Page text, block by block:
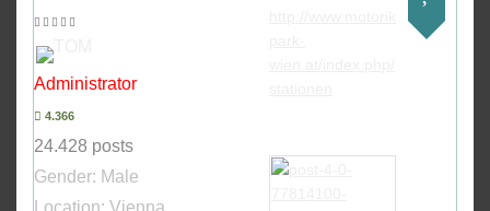
Administrator
4.366
24.428 posts
Gender: Male
Location: Vienna